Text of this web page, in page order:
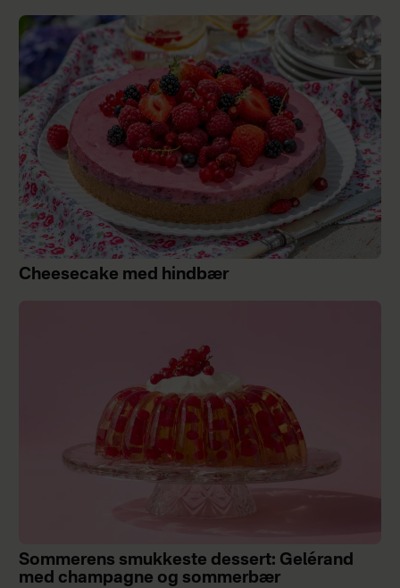
Cheesecake med hindbær
Sommerens smukkeste dessert: Gelérand
med champagne og sommerbær